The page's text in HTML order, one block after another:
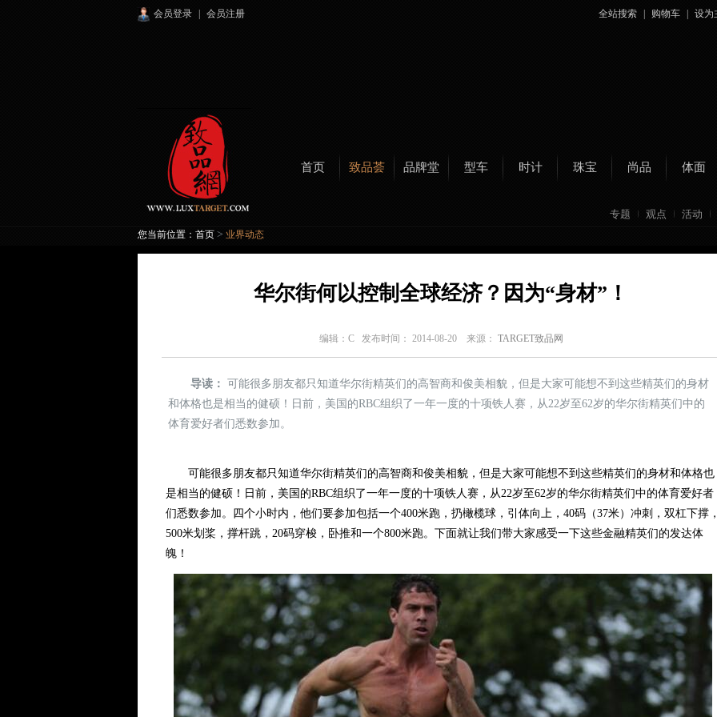
会员登录 会员注册 全站搜索 购物车 设为
首页 致品荟 品牌堂 型车 时计 珠宝 尚品 体面
专题 观点 活动
您当前位置： 首页 > 业界动态
华尔街何以控制全球经济？因为“身材”！
编辑： C 发布时间： 2014-08-20 来源： TARGET致品网
导读： 可能很多朋友都只知道华尔街精英们的高智商和俊美相貌，但是大家可能想不到这些精英们的身材
和体格也是相当的健硕！日前，美国的RBC组织了一年一度的十项铁人赛，从22岁至62岁的华尔街精英们中的
体育爱好者们悉数参加。
可能很多朋友都只知道华尔街精英们的高智商和俊美相貌，但是大家可能想不到这些精英们的身材和体格也
是相当的健硕！日前，美国的RBC组织了一年一度的十项铁人赛，从22岁至62岁的华尔街精英们中的体育爱好者
们悉数参加。四个小时内，他们要参加包括一个400米跑，扔橄榄球，引体向上，40码（37米）冲刺，双杠下撑
500米划桨，撑杆跳，20码穿梭，卧推和一个800米跑。下面就让我们带大家感受一下这些金融精英们的发达体
魄！